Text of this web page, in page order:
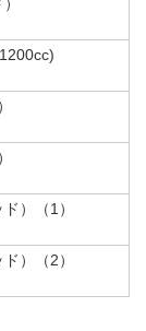
）（1）
）（2）